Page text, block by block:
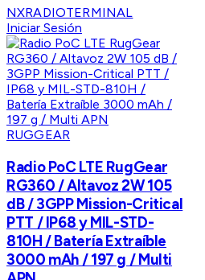
NXRADIOTERMINAL
Iniciar Sesión
RUGGEAR
Radio PoC LTE RugGear
RG360 / Altavoz 2W 105
dB / 3GPP Mission-Critical
PTT / IP68 y MIL-STD-
810H / Batería Extraíble
3000 mAh / 197 g / Multi